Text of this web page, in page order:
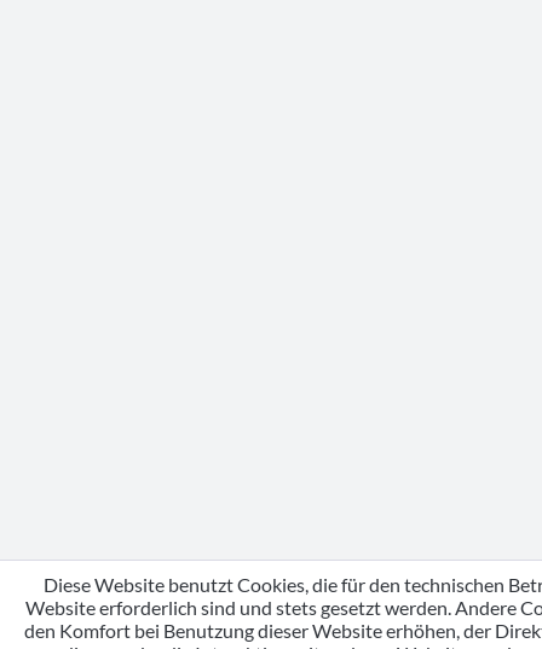
Diese Website benutzt Cookies, die für den technischen
Website erforderlich sind und stets gesetzt werden. Andere
den Komfort bei Benutzung dieser Website erhöhen, der